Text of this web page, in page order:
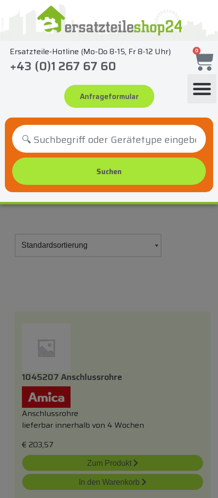
springen
Ersatzteile-Hotline (Mo-Do 8-15, Fr 8-12 Uhr)
+43 (0)1 267 67 60
Anfrageformular
0
1045207 Anschlussrohre
Anschlussrohre
lieferbar innerhalb von 4 Wochen
€ 203,57
Zum Produkt
In den Warenkorb